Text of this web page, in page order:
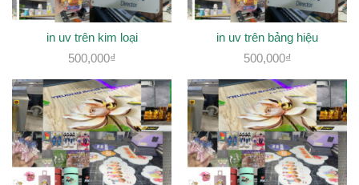
in uv trên kim loại
500,000₫
in uv trên bảng hiệu
500,000₫